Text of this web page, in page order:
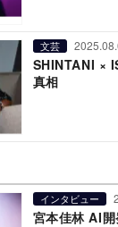
文芸
SHINTANI ×
真相
インタビュー
宮本佳林 AI